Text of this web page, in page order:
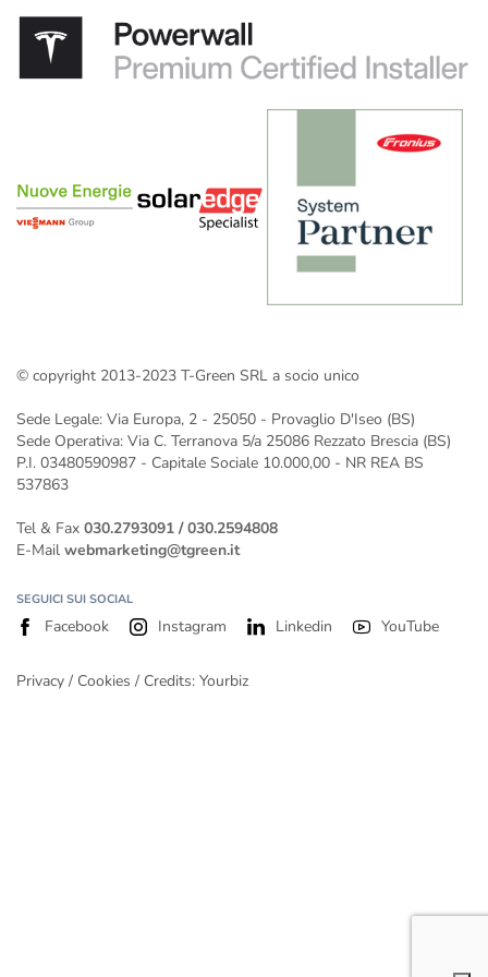
casa
Progettazione e installazione di impianti fotovoltaici: la
tua guida completa con T-Green
Impianto fotovoltaico 20 kW
Impianto fotovoltaico da 25 kW
Impianto fotovoltaico 30 kW
Impianto fotovoltaico 70 kW
Impianto fotovoltaico 100 Kw: prezzi e installazione
Gli impianti fotovoltaici a Verona installati da T-Green
Impianto fotovoltaico da 400 kw
Impianto fotovoltaico da 500 kW
© copyright 2013-2023 T-Green SRL a socio unico
Sede Legale: Via Europa, 2 - 25050 - Provaglio D'Iseo (BS)
Sede Operativa: Via C. Terranova 5/a 25086 Rezzato Brescia (BS)
P.I. 03480590987 - Capitale Sociale 10.000,00 - NR REA BS
537863
Tel & Fax 030.2793091 /030.2594808
E-Mail webmarketing@tgreen.it
SEGUICI SUI SOCIAL
Facebook Instagram Linkedin YouTube
Privacy / Cookies / Credits: Yourbiz